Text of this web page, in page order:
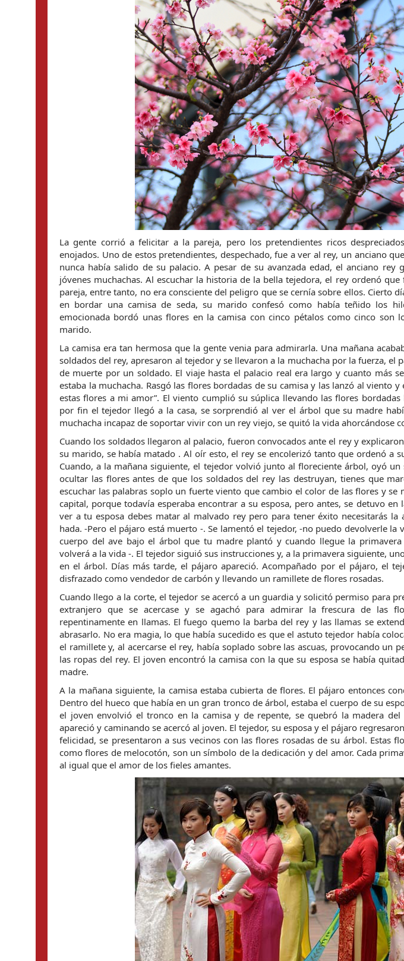
La gente corrió a felicitar a la pareja, pero los pretendientes ricos
enojados. Uno de estos pretendientes, despechado, fue a ver al rey, un anciano
nunca había salido de su palacio. A pesar de su avanzada edad, el anciano rey
jóvenes muchachas. Al escuchar la historia de la bella tejedora, el rey ordenó
pareja, entre tanto, no era consciente del peligro que se cernía sobre ellos. Cierto
en bordar una camisa de seda, su marido confesó como había teñido los
emocionada bordó unas flores en la camisa con cinco pétalos como cinco son
marido.
La camisa era tan hermosa que la gente venia para admirarla. Una mañana
soldados del rey, apresaron al tejedor y se llevaron a la muchacha por la fuerza, el
de muerte por un soldado. El viaje hasta el palacio real era largo y cuanto más
estaba la muchacha. Rasgó las flores bordadas de su camisa y las lanzó al viento
estas flores a mi amor”. El viento cumplió su súplica llevando las flores bordadas
por fin el tejedor llegó a la casa, se sorprendió al ver el árbol que su madre
muchacha incapaz de soportar vivir con un rey viejo, se quitó la vida ahorcándose
Cuando los soldados llegaron al palacio, fueron convocados ante el rey y
su marido, se había matado . Al oír esto, el rey se encolerizó tanto que ordenó a
Cuando, a la mañana siguiente, el tejedor volvió junto al floreciente árbol, oyó
ocultar las flores antes de que los soldados del rey las destruyan, tienes que
escuchar las palabras soplo un fuerte viento que cambio el color de las flores y
capital, porque todavía esperaba encontrar a su esposa, pero antes, se detuvo en
ver a tu esposa debes matar al malvado rey pero para tener éxito necesitarás
hada. -Pero el pájaro está muerto -. Se lamentó el tejedor, -no puedo devolverle la
cuerpo del ave bajo el árbol que tu madre plantó y cuando llegue la
volverá a la vida -. El tejedor siguió sus instrucciones y, a la primavera siguiente,
en el árbol. Días más tarde, el pájaro apareció. Acompañado por el pájaro, el
disfrazado como vendedor de carbón y llevando un ramillete de flores rosadas.
Cuando llego a la corte, el tejedor se acercó a un guardia y solicitó permiso para
extranjero que se acercase y se agachó para admirar la frescura de las
repentinamente en llamas. El fuego quemo la barba del rey y las llamas se
abrasarlo. No era magia, lo que había sucedido es que el astuto tejedor había
el ramillete y, al acercarse el rey, había soplado sobre las ascuas, provocando un
las ropas del rey. El joven encontró la camisa con la que su esposa se había
madre.
A la mañana siguiente, la camisa estaba cubierta de flores. El pájaro entonces
Dentro del hueco que había en un gran tronco de árbol, estaba el cuerpo de su
el joven envolvió el tronco en la camisa y de repente, se quebró la madera
apareció y caminando se acercó al joven. El tejedor, su esposa y el pájaro
felicidad, se presentaron a sus vecinos con las flores rosadas de su árbol. Estas
como flores de melocotón, son un símbolo de la dedicación y del amor. Cada
al igual que el amor de los fieles amantes.